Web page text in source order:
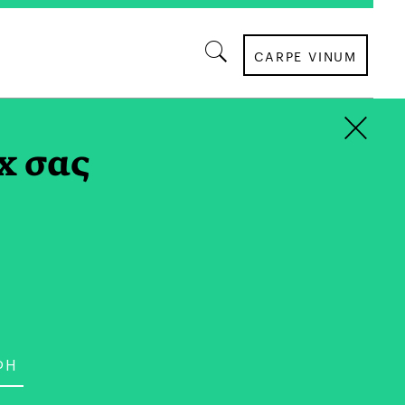
CARPE VINUM
καθώς, με μητέρα από την Αργεντινή,
(UX & UI, εργονομία) και “Studio
σας
×